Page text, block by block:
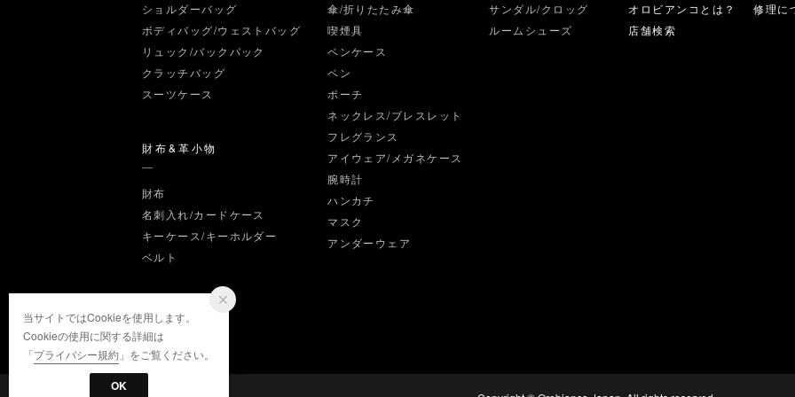
ショルダーバッグ
ボディバッグ/ウェストバッグ
リュック/バックパック
クラッチバッグ
スーツケース
財布&革小物
財布
名刺入れ/カードケース
キーケース/キーホルダー
ベルト
傘/折りたたみ傘
喫煙具
ペンケース
ペン
ポーチ
ネックレス/ブレスレット
フレグランス
アイウェア/メガネケース
腕時計
ハンカチ
マスク
アンダーウェア
サンダル/クロッグ
ルームシューズ
オロビアンコとは？
店舗検索
修理に
当サイトではCookieを使用します。
Cookieの使用に関する詳細は
「プライバシー規約 」をご覧ください。
OK